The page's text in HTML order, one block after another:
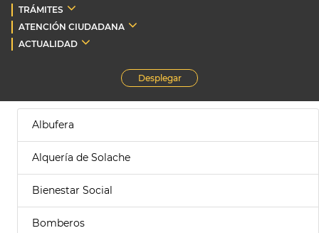
TRÁMITES
ATENCIÓN CIUDADANA
ACTUALIDAD
Desplegar
Albufera
Alquería de Solache
Bienestar Social
Bomberos